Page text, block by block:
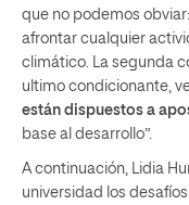
que no podemos
afrontar cualquier
climático. La segunda
ultimo condicionante,
están dispuestos a
base al desarrollo”.
A continuación, Lidia
universidad los